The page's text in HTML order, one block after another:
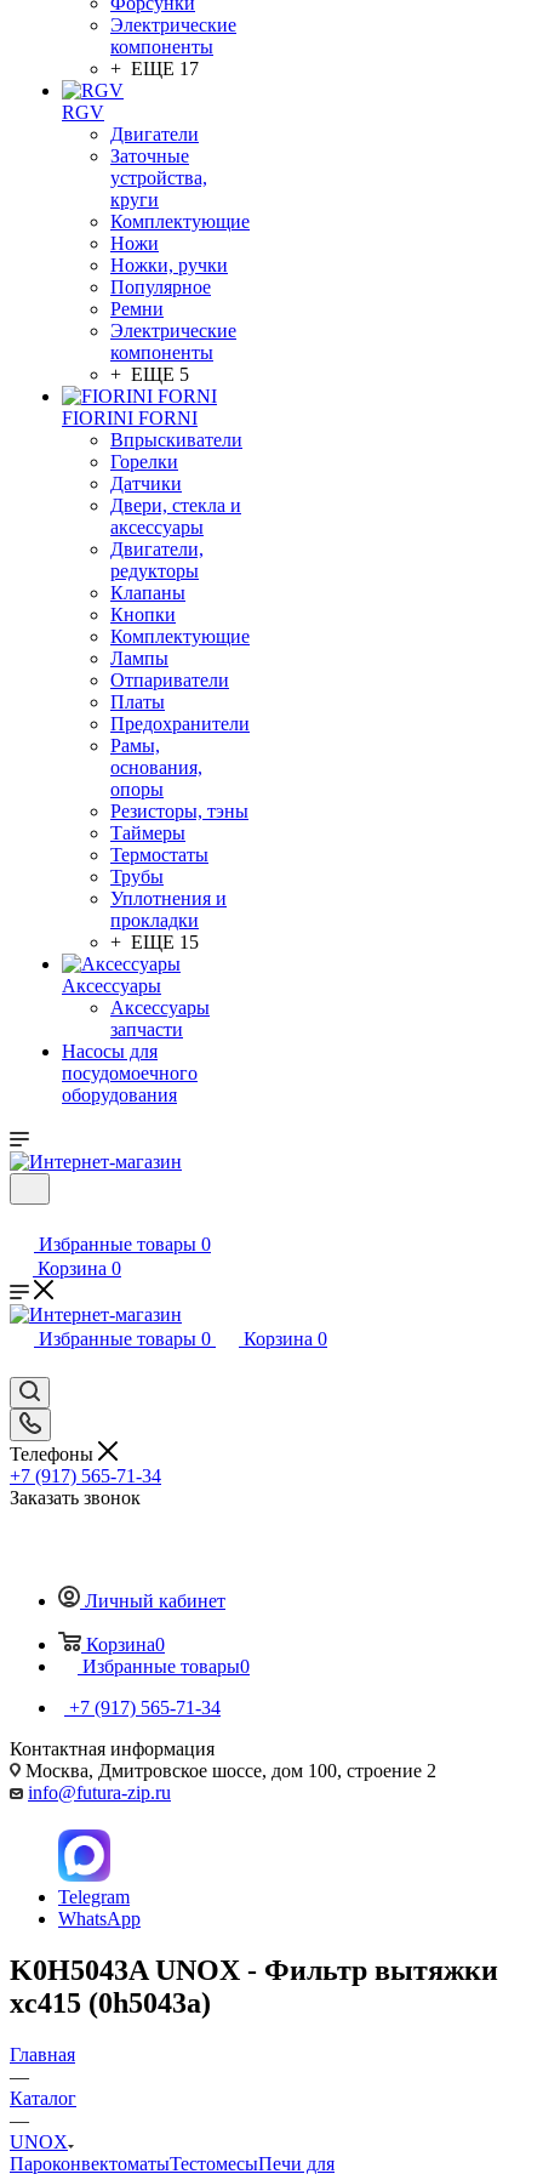
Электрические
компоненты
+ ЕЩЕ 17
RGV
Двигатели
Заточные
устройства,
круги
Комплектующие
Ножи
Ножки, ручки
Популярное
Ремни
Электрические
компоненты
+ ЕЩЕ 5
FIORINI FORNI
Впрыскиватели
Горелки
Датчики
Двери, стекла и
аксессуары
Двигатели,
редукторы
Клапаны
Кнопки
Комплектующие
Лампы
Отпариватели
Платы
Предохранители
Рамы,
основания,
опоры
Резисторы, тэны
Таймеры
Термостаты
Трубы
Уплотнения и
прокладки
+ ЕЩЕ 15
Аксессуары
Аксессуары
запчасти
Насосы для
посудомоечного
оборудования
Избранные товары 0
Корзина 0
Избранные товары 0 Корзина 0
Телефоны
+7 (917) 565-71-34
Заказать звонок
Личный кабинет
Корзина0
Избранные товары0
+7 (917) 565-71-34
Контактная информация
Москва, Дмитровское шоссе, дом 100, строение 2
info@futura-zip.ru
Telegram
WhatsApp
K0H5043A UNOX - Фильтр вытяжки
xc415 (0h5043a)
Главная
—
Каталог
—
UNOX
ПароконвектоматыТестомесыПечи для